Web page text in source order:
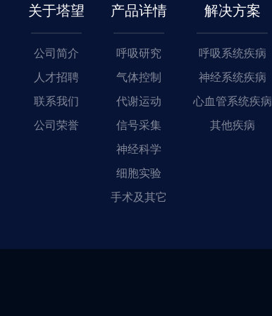
关于塔望
公司简介
人才招聘
联系我们
公司荣誉
产品详情
呼吸研究
气体控制
代谢运动
信号采集
神经科学
细胞实验
手术及其它
解决方案
呼吸系统疾病
神经系统疾病
心血管系统疾病
其他疾病